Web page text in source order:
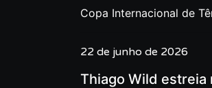
Copa Internacional de
22 de junho de 2026
Thiago Wild estreia